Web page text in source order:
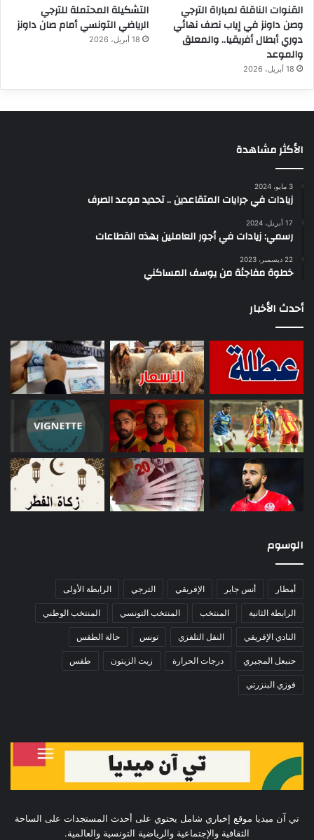
القنوات الناقلة لمباراة الترجي
وصن داونز في إياب نصف نهائي
دوري أبطال أفريقيا.. والمعلق
والموعد
18 أبريل، 2026
التشكيلة المحتملة للترجي
الرياضي التونسي أمام صان داونز
18 أبريل، 2026
الأكثر مشاهدة
3 مايو، 2024
زيادات في جرايات المتقاعدين .. تحديد موعد الصرف
17 أبريل، 2024
رسمي: زيادات في أجور العاملين بهذه القطاعات
22 ديسمبر، 2023
خطوة مفاجئة من يوسف المساكني
أحدث الأخبار
الوسوم
أمطار أنس جابر الإفريقي الترجي الرابطة الأولى
الرابطة الثانية المنتخب المنتخب التونسي المنتخب الوطني
النادي الإفريقي النقل التلفزي تونس حالة الطقس
حنبعل المجبري درجات الحرارة زيت الزيتون طقس
فوزي البنزرتي
تي آن ميديا موقع إخباري شامل يحتوي على أحدث المستجدات على الساحة
الثقافية والإجتماعية والرياضية التونسية والعالمية.